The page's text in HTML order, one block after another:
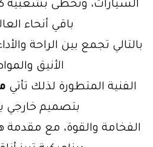
السيارات، وتحظى بشعبية
باقي أنحاء
بالتالي تجمع بين الراحة
الأنيق
الفنية المتطورة لذلك تأتي
بتصميم خارجي
الفخامة والقوة، مع